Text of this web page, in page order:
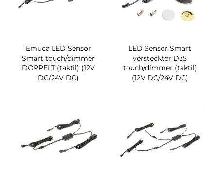
Emuca LED Sensor
Smart touch/dimmer
DOPPELT (taktil) (12V
DC/24V DC)
LED Sensor Smart
versteckter D35
touch/dimmer (taktil)
(12V DC/24V DC)